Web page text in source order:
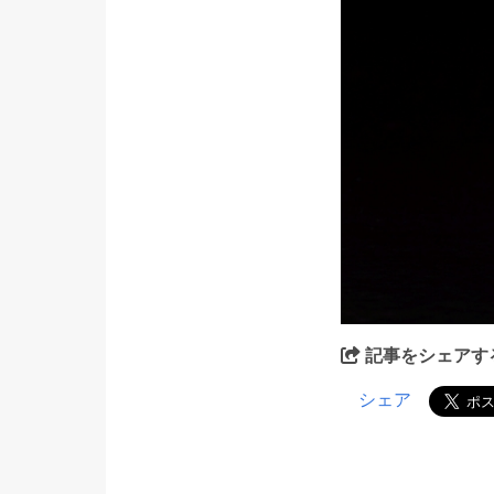
記事をシェアす
シェア